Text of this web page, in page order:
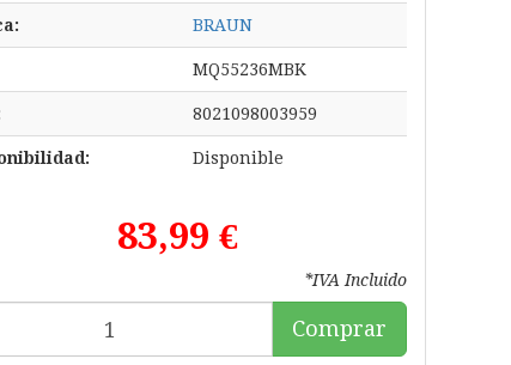
BRAUN
MQ55236MBK
8021098003959
Disponible
83,99 €
*IVA Incluido
Comprar